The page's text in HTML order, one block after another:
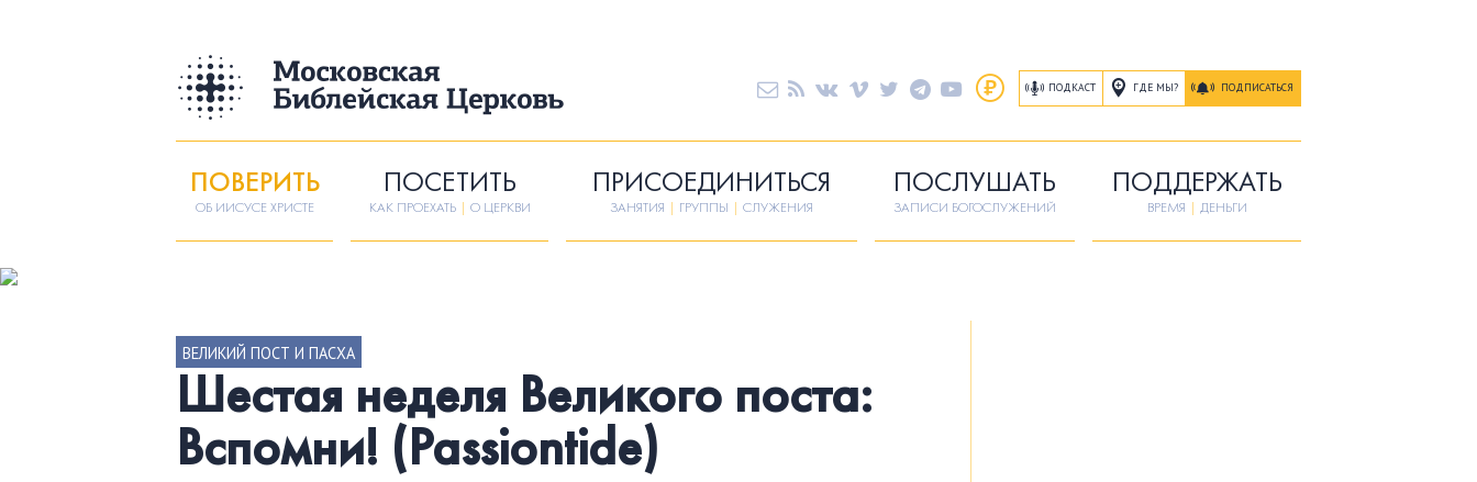
ПОДКАСТ ГДЕ МЫ? ПОДПИСАТЬСЯ
ПОВЕРИТЬ
ОБ ИИСУСЕ ХРИСТЕ
ПОСЕТИТЬ
КАК ПРОЕХАТЬ | О ЦЕРКВИ
ПРИСОЕДИНИТЬСЯ
ЗАНЯТИЯ | ГРУППЫ | СЛУЖЕНИЯ
ПОСЛУШАТЬ
ЗАПИСИ БОГОСЛУЖЕНИЙ
ПОДДЕРЖАТЬ
ВРЕМЯ | ДЕНЬГИ
ВЕЛИКИЙ ПОСТ И ПАСХА
Шестая неделя Великого поста:
Вспомни! (Passiontide)